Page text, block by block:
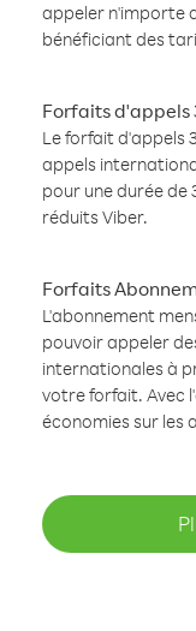
appeler n'importe
bénéficiant des
Forfaits d'appels
Le forfait d'appels
appels
pour une durée
réduits Viber.
Forfaits
L'abonnement
pouvoir appeler
internationales à
votre forfait. Avec
économies sur les